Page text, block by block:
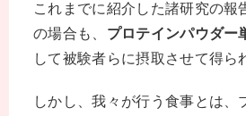
これまでに紹介した諸研究の報
の場合も、 プロテインパウダー
して被験者らに摂取させて得ら
しかし、我々が行う食事とは、